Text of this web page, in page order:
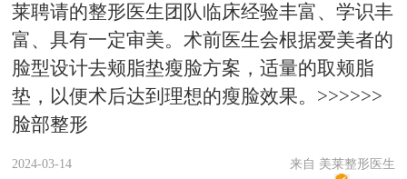
莱聘请的整形医生团队临床经验丰富、学识丰
富、具有一定审美。术前医生会根据爱美者的
脸型设计去颊脂垫瘦脸方案，适量的取颊脂
垫，以便术后达到理想的瘦脸效果。>>>>>>
脸部整形
2024-03-14 来自 美莱整形医生